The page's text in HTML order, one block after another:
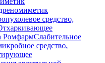
средство,
РомфармСлабительное
средство,